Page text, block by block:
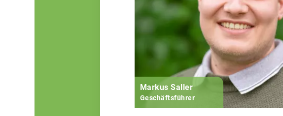
Markus Saller
Geschäftsführer